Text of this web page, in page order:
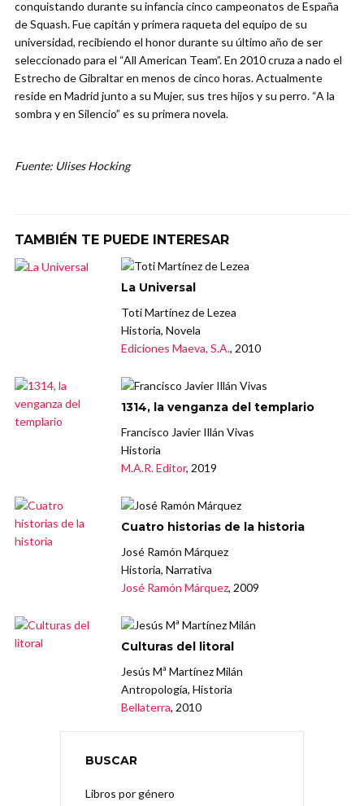
conquistando durante su infancia cinco campeonatos de España
de Squash. Fue capitán y primera raqueta del equipo de su
universidad, recibiendo el honor durante su último año de ser
seleccionado para el “All American Team”. En 2010 cruza a nado el
Estrecho de Gibraltar en menos de cinco horas. Actualmente
reside en Madrid junto a su Mujer, sus tres hijos y su perro. “A la
sombra y en Silencio” es su primera novela.
Fuente: Ulises Hocking
TAMBIÉN TE PUEDE INTERESAR
La Universal
Toti Martínez de Lezea
Historia, Novela
Ediciones Maeva, S.A., 2010
1314, la venganza del templario
Francisco Javier Illán Vivas
Historia
M.A.R. Editor, 2019
Cuatro historias de la historia
José Ramón Márquez
Historia, Narrativa
José Ramón Márquez, 2009
Culturas del litoral
Jesús Mª Martínez Milán
Antropología, Historia
Bellaterra, 2010
BUSCAR
Libros por género